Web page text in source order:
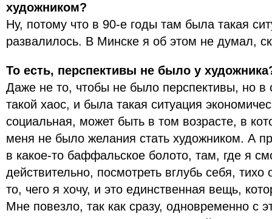
художником?
Ну, потому что в 90-е годы там была такая
развалилось. В Минске я об этом не думал,
То есть, перспективы не было у
Даже не то, чтобы не было перспективы, но в
такой хаос, и была такая ситуация
социальная, может быть в том возрасте, в
меня не было желания стать художником. А
в какое-то баффальское болото, там, где я
действительно, посмотреть вглубь себя, тихо
то, чего я хочу, и это единственная вещь,
Мне повезло, так как сразу, одновременно с